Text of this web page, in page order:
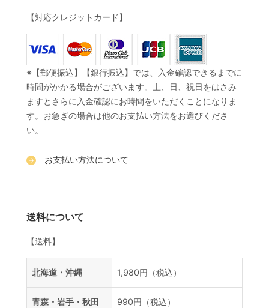
【対応クレジットカード】
※【郵便振込】【銀行振込】では、入金確認できるまでに
時間がかかる場合がございます。土、日、祝日をはさみ
ますとさらに入金確認にお時間をいただくことになりま
す。お急ぎの場合は他のお支払い方法をお選びくださ
い。
お支払い方法について
送料について
【送料】
地域 料金
北海道・沖縄 1,980円（税込）
青森・岩手・秋田
990円（税込）